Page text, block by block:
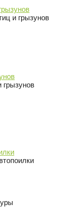
и грызунов
грызунов